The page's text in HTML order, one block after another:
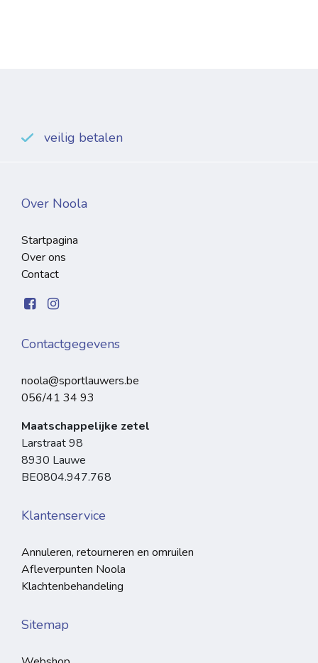
veilig betalen
Over Noola
Startpagina
Over ons
Contact
Contactgegevens
noola@sportlauwers.be
056/41 34 93
Maatschappelijke zetel
Larstraat 98
8930 Lauwe
BE0804.947.768
Klantenservice
Annuleren, retourneren en omruilen
Afleverpunten Noola
Klachtenbehandeling
Sitemap